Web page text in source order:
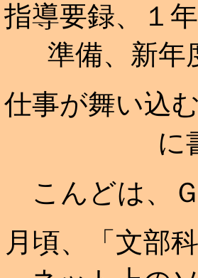
導要録、１
準備、新年
事が舞い込
に
こんどは、
頃、「文部